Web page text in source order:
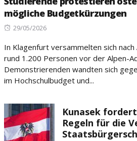
mögliche Budgetkürzungen
Posted
29/05/2026
In Klagenfurt versammelten sich
rund 1.200 Personen vor der Alpen-
Demonstrierenden wandten sich
im Hochschulbudget und...
Kunasek
Regeln für die